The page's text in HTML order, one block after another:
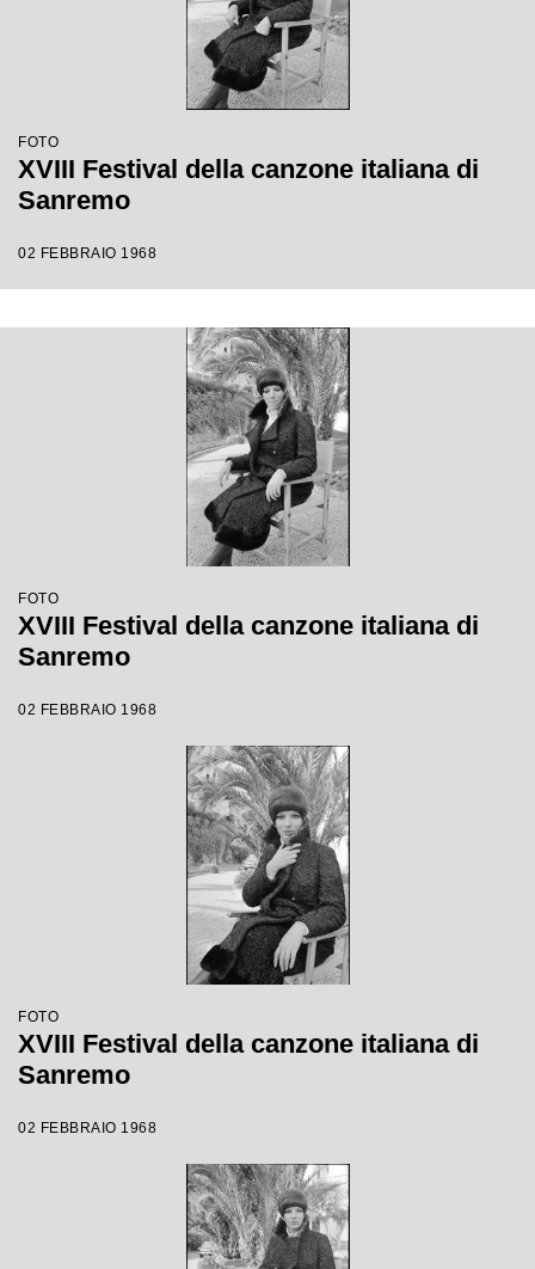
FOTO
XVIII Festival della canzone italiana di
Sanremo
02 FEBBRAIO 1968
FOTO
XVIII Festival della canzone italiana di
Sanremo
02 FEBBRAIO 1968
FOTO
XVIII Festival della canzone italiana di
Sanremo
02 FEBBRAIO 1968